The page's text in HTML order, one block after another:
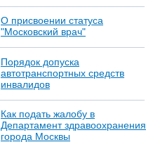
О присвоении статуса
"Московский врач"
Порядок допуска
автотранспортных средств
инвалидов
Как подать жалобу в
Департамент здравоохранения
города Москвы